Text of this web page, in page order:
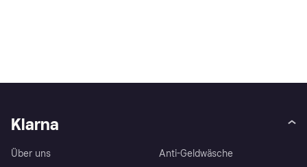
Klarna
Über uns
Anti-Geldwäsche